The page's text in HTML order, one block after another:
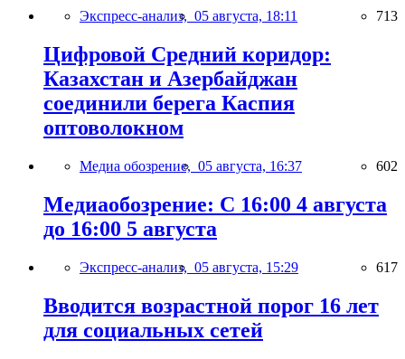
Экспресс-анализ, 05 августа, 18:11 713
Цифровой Средний коридор:
Казахстан и Азербайджан
соединили берега Каспия
оптоволокном
Медиа обозрение, 05 августа, 16:37 602
Медиаобозрение: С 16:00 4 августа
до 16:00 5 августа
Экспресс-анализ, 05 августа, 15:29 617
Вводится возрастной порог 16 лет
для социальных сетей